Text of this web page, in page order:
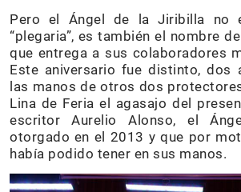
Pero el Ángel de la Jiribilla no
“plegaria”, es también el nombre
que entrega a sus colaboradores
Este aniversario fue distinto, dos
las manos de otros dos
Lina de Feria el agasajo del
escritor Aurelio Alonso, el
otorgado en el 2013 y que por
había podido tener en sus manos.